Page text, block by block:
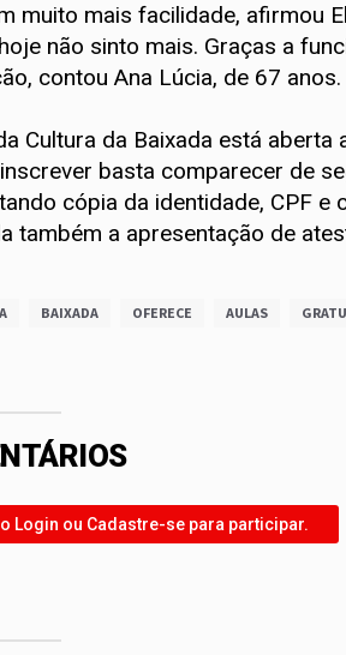
muito mais facilidade, afirmou
não sinto mais. Graças a
contou Ana Lúcia, de 67 anos.
Cultura da Baixada está
basta comparecer de
cópia da identidade, CPF
também a apresentação de
BAIXADA OFERECE AULAS
o Login ou Cadastre-se para participar.